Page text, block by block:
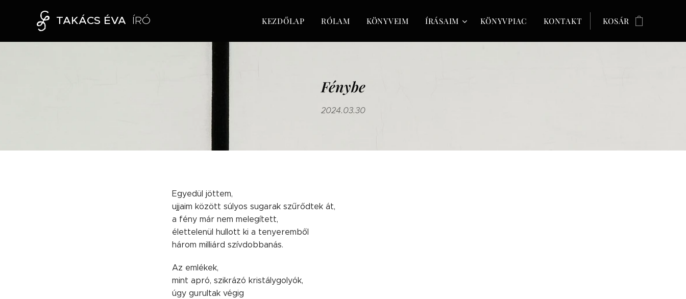
TAKÁCS ÉVA ÍRÓ KEZDŐLAP RÓLAM KÖNYVEIM ÍRÁSAIM KÖNYVPIAC KONTAKT KOSÁR
Fénybe
2024.03.30
Egyedül jöttem,
ujjaim között súlyos sugarak szűrődtek át,
a fény már nem melegített,
élettelenül hullott ki a tenyeremből
három milliárd szívdobbanás.
Az emlékek,
mint apró, szikrázó kristálygolyók,
úgy gurultak végig